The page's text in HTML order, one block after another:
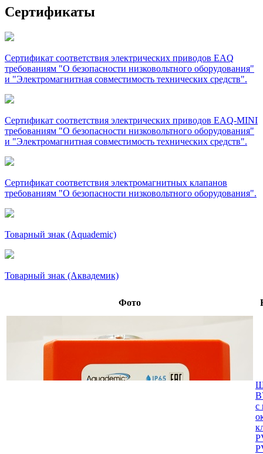
Сертификаты
Сертификат соответствия электрических приводов EAQ
требованиям "О безопасности низковольтного оборудования"
и "Электромагнитная совместимость технических средств".
Сертификат соответствия электрических приводов EAQ-MINI
требованиям "О безопасности низковольтного оборудования"
и "Электромагнитная совместимость технических средств".
Сертификат соответствия электромагнитных клапанов
требованиям "О безопасности низковольтного оборудования".
Товарный знак (Aquademic)
Товарный знак (Аквадемик)
Фото
с